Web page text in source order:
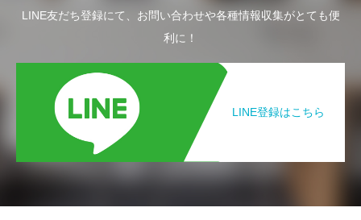
LINE友だち登録にて、お問い合わせや各種情報収集がとても便
利に！
LINE登録はこちら